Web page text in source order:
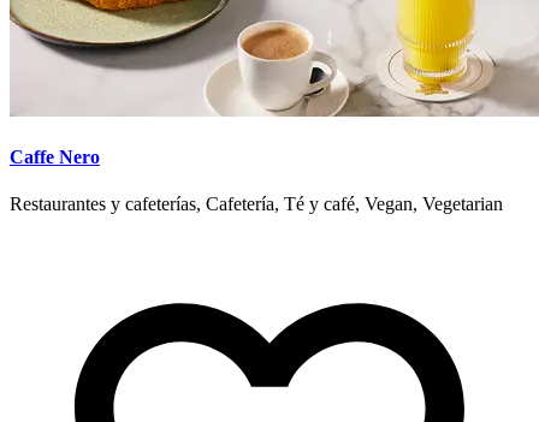
Caffe Nero
Restaurantes y cafeterías, Cafetería, Té y café, Vegan, Vegetarian